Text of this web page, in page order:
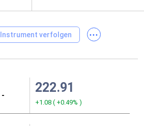
Instrument verfolgen ...
222.91
+1.08 ( +0.49% )